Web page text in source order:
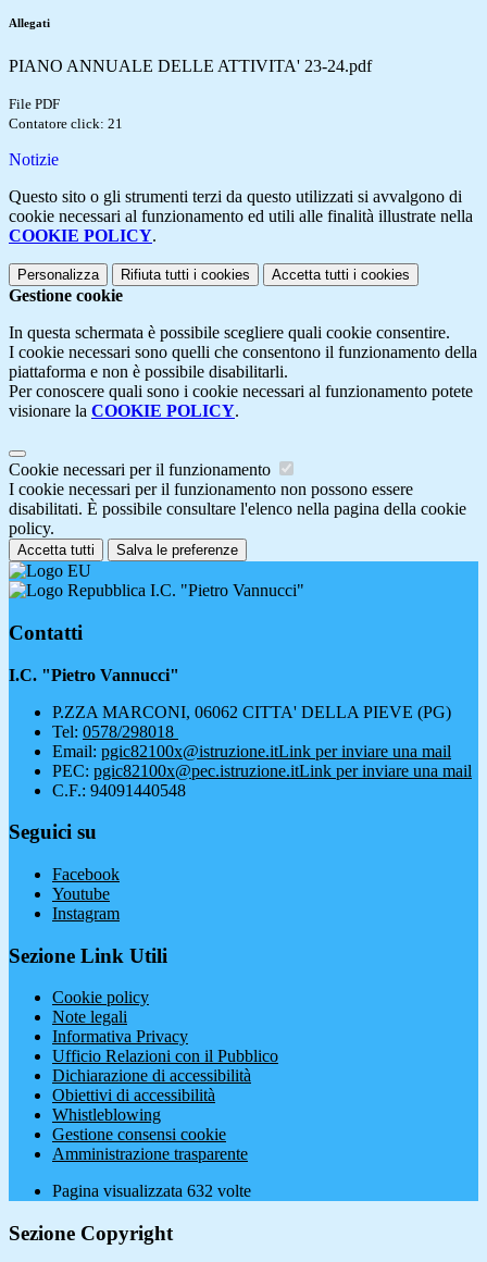
Allegati
PIANO ANNUALE DELLE ATTIVITA' 23-24.pdf
File PDF
Contatore click: 21
Notizie
Questo sito o gli strumenti terzi da questo utilizzati si avvalgono di
cookie necessari al funzionamento ed utili alle finalità illustrate nella
COOKIE POLICY.
Personalizza Rifiuta tutti i cookies Accetta tutti i cookies
Gestione cookie
In questa schermata è possibile scegliere quali cookie consentire.
I cookie necessari sono quelli che consentono il funzionamento della
piattaforma e non è possibile disabilitarli.
Per conoscere quali sono i cookie necessari al funzionamento potete
visionare la COOKIE POLICY.
Cookie necessari per il funzionamento
I cookie necessari per il funzionamento non possono essere
disabilitati. È possibile consultare l'elenco nella pagina della cookie
policy.
Accetta tutti Salva le preferenze
I.C. "Pietro Vannucci"
Contatti
I.C. "Pietro Vannucci"
P.ZZA MARCONI, 06062 CITTA' DELLA PIEVE (PG)
Tel: 0578/298018
Email: pgic82100x@istruzione.itLink per inviare una mail
PEC: pgic82100x@pec.istruzione.itLink per inviare una mail
C.F.: 94091440548
Seguici su
Facebook
Youtube
Instagram
Sezione Link Utili
Cookie policy
Note legali
Informativa Privacy
Ufficio Relazioni con il Pubblico
Dichiarazione di accessibilità
Obiettivi di accessibilità
Whistleblowing
Gestione consensi cookie
Amministrazione trasparente
Pagina visualizzata 632 volte
Sezione Copyright